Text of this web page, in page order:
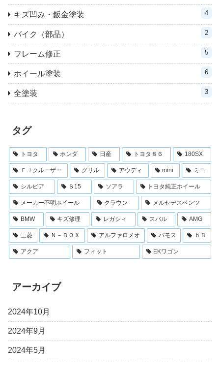
キズ凹み・鈑金塗装 4
バイク（部品） 2
フレーム修正 5
ホイール塗装 6
全塗装 3
タグ
トヨタ ホンダ 日産 トヨタ８６ 180SX
ＦＪクルーザー グリル アウディ mini ミニ
シルビア Ｓ15 ソアラ トヨタ純正ホイール
メーカー不明ホイール クラウン メルセデスベンツ
BMW キズ修理 レガシィ スバル AMG
三菱 Ｎ－ＢＯＸ アルファロメオ バモス ｂＢ
アクア フィット EKワゴン
アーカイブ
2024年10月
2024年9月
2024年5月